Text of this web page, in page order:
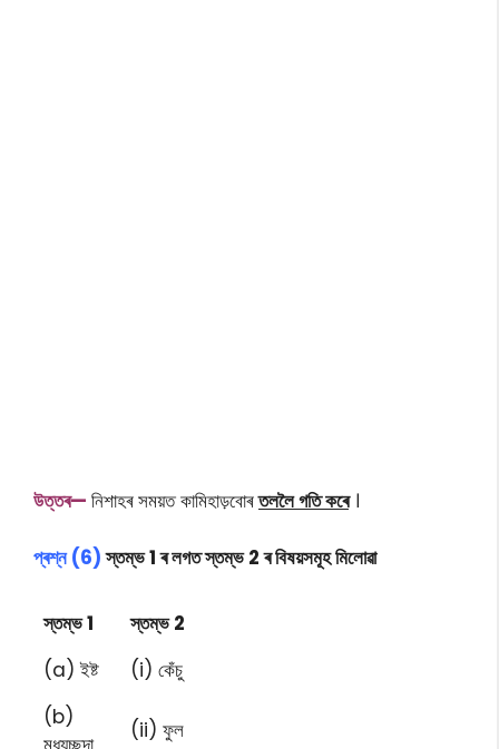
উত্তৰ— নিশাহৰ সময়ত কামিহাড়বোৰতললৈ গতি কৰে।
প্ৰশ্ন (6)স্তম্ভ 1 ৰ লগত স্তম্ভ 2 ৰ বিষয়সমূহ মিলোৱা
স্তম্ভ 1
স্তম্ভ 2
(a) ইষ্ট
(i) কেঁচু
(b)
(ii) ফুল